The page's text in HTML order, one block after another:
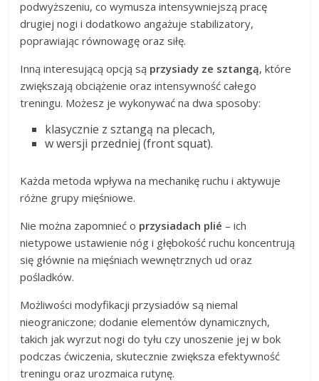
podwyższeniu, co wymusza intensywniejszą pracę
drugiej nogi i dodatkowo angażuje stabilizatory,
poprawiając równowagę oraz siłę.
Inną interesującą opcją są przysiady ze sztangą, które
zwiększają obciążenie oraz intensywność całego
treningu. Możesz je wykonywać na dwa sposoby:
klasycznie z sztangą na plecach,
w wersji przedniej (front squat).
Każda metoda wpływa na mechanikę ruchu i aktywuje
różne grupy mięśniowe.
Nie można zapomnieć o przysiadach plié – ich
nietypowe ustawienie nóg i głębokość ruchu koncentrują
się głównie na mięśniach wewnętrznych ud oraz
pośladków.
Możliwości modyfikacji przysiadów są niemal
nieograniczone; dodanie elementów dynamicznych,
takich jak wyrzut nogi do tyłu czy unoszenie jej w bok
podczas ćwiczenia, skutecznie zwiększa efektywność
treningu oraz urozmaica rutynę.